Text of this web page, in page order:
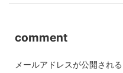
comment
メールアドレスが公開され